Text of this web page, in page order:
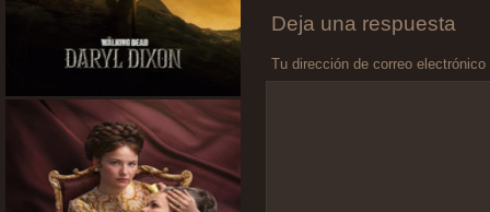
Deja una respuesta
Tu dirección de correo